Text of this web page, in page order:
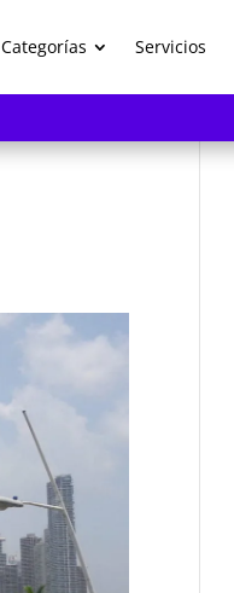
Categorías Servicios